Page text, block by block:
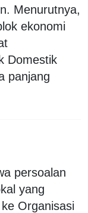
Menurutnya,
ekonomi
Domestik
panjang
persoalan
yang
Organisasi